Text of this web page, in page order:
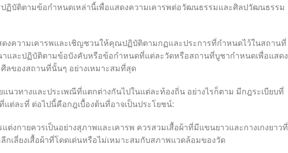
ฏิบัติตามข้อกำหนดเหล่านี้เพื่อแสดงความเคารพต่อวัฒนธรรมและศิลปวัฒนธรรม
ดงความเคารพและเชิญชวนให้คุณปฏิบัติตามกฏและประการที่กำหนดไว้ในสถานที่
และปฏิบัติตามข้อบังคับหรือข้อกำหนดที่แต่ละวัดหรือสถานที่บูชากำหนดเพื่อแสดง
ลของสถานที่นั้นๆ อย่างเหมาะสมที่สุด
นวทางและประเพณีที่แตกต่างกันไปในแต่ละท้องถิ่น อย่างไรก็ตาม มีกฎระเบียบที่
แต่ละที่ ต่อไปนี้คือกฎเบื้องต้นที่อาจเป็นประโยชน์:
แต่งกายควรเป็นอย่างสุภาพและเคารพ ควรสวมเสื้อผ้าที่มีแขนยาวและกางเกงยาวที่
กเลี่ยงเสื้อผ้าที่โดดเด่นหรือไม่เหมาะสมกับสภาพแวดล้อมของวัด